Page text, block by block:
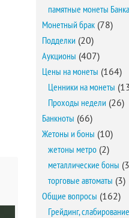
памятные монеты
Монетный брак (78)
Подделки (20)
Аукционы (407)
Цены на монеты (164)
Ценники на монеты
Проходы недели (26)
Банкноты (66)
Жетоны и боны (10)
жетоны метро (2)
металлические боны
торговые автоматы (3)
Общие вопросы (162)
Грейдинг,